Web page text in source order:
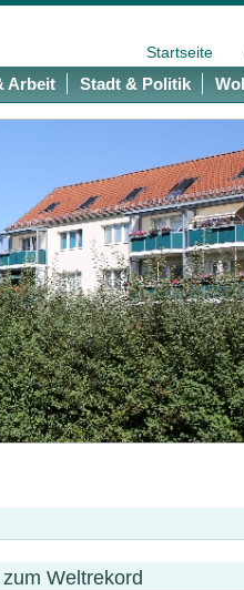
Startseite
Arbeit Stadt & Politik
Weltrekord